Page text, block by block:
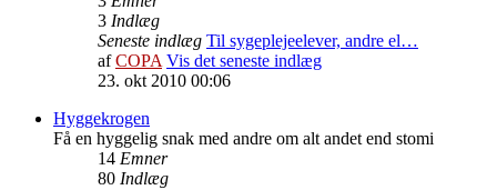
3 Indlæg
Seneste indlæg Til sygeplejeelever, andre el…
afCOPA Vis det seneste indlæg
23. okt 2010 00:06
Hyggekrogen
Få en hyggelig snak med andre om alt andet end stomi
14 Emner
80 Indlæg